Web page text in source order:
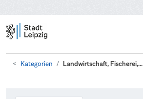
Kategorien Landwirtschaft, Fischerei,...